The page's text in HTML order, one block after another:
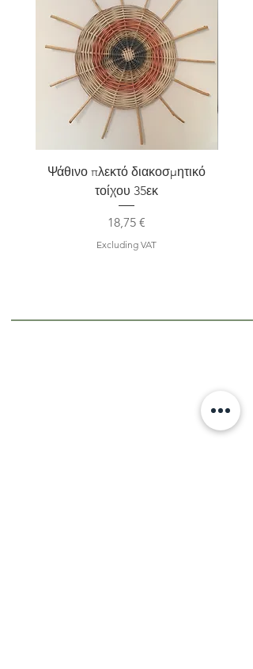
Ψάθινο πλεκτό διακοσμητικό
τοίχου 35εκ
Price
18,75 €
Excluding VAT